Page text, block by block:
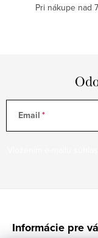
Pri nákupe nad
Email
Informácie pre